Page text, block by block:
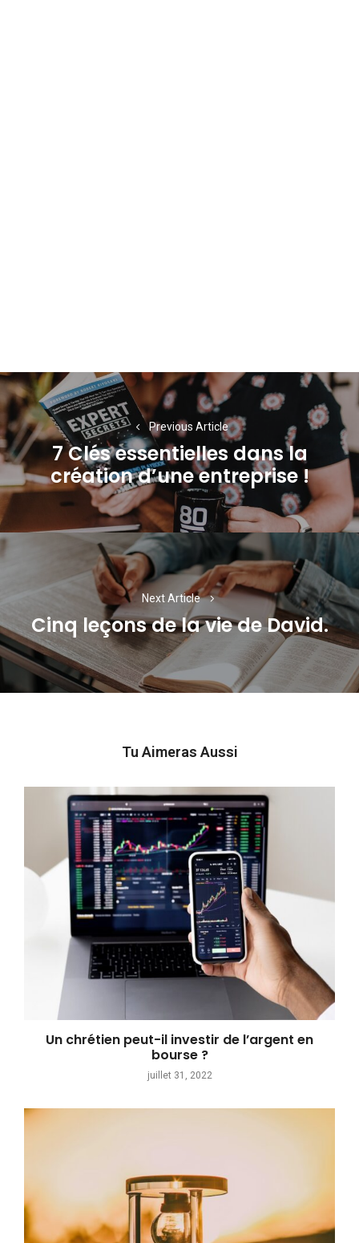
Navigation
de
l’article
Previous Article
Previous
post:
7 Clés essentielles dans la
création d’une entreprise !
Next Article
Next
post:
Cinq leçons de la vie de David.
Tu Aimeras Aussi
Un chrétien peut-il investir de l’argent en
bourse ?
juillet 31, 2022